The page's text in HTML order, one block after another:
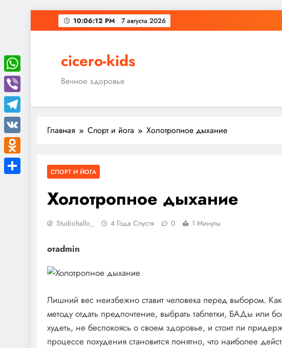
Перейти
к
10:06:13 PM 7 августа 2026
cicero-kids
Вечное здоровье
Главная Спорт и йога Холотропное дыхание
СПОРТ И ЙОГА
Холотропное дыхание
Studiohallo_ 4 Года Спустя 0 1 Минуты
отadmin
Лишний вес неизбежно ставит человека перед выбором.
методу отдать предпочтение, выбрать таблетки, БАДы или
худеть, не беспокоясь о своем здоровье, и стоит ли
процессе похудения становится понятно, что наиболее
WhatsApp
Viber
Telegram
VK
Odnoklassniki